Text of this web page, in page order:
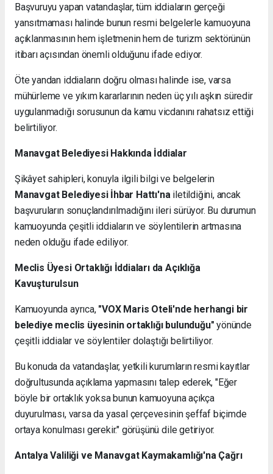
Başvuruyu yapan vatandaşlar, tüm iddiaların gerçeği
yansıtmaması halinde bunun resmi belgelerle kamuoyuna
açıklanmasının hem işletmenin hem de turizm sektörünün
itibarı açısından önemli olduğunu ifade ediyor.
Öte yandan iddiaların doğru olması halinde ise, varsa
mühürleme ve yıkım kararlarının neden üç yılı aşkın süredir
uygulanmadığı sorusunun da kamu vicdanını rahatsız ettiği
belirtiliyor.
Manavgat Belediyesi Hakkında İddialar
Şikâyet sahipleri, konuyla ilgili bilgi ve belgelerin
Manavgat Belediyesi İhbar Hattı'na iletildiğini, ancak
başvuruların sonuçlandırılmadığını ileri sürüyor. Bu durumun
kamuoyunda çeşitli iddiaların ve söylentilerin artmasına
neden olduğu ifade ediliyor.
Meclis Üyesi Ortaklığı İddiaları da Açıklığa
Kavuşturulsun
Kamuoyunda ayrıca, "VOX Maris Oteli'nde herhangi bir
belediye meclis üyesinin ortaklığı bulunduğu" yönünde
çeşitli iddialar ve söylentiler dolaştığı belirtiliyor.
Bu konuda da vatandaşlar, yetkili kurumların resmi kayıtlar
doğrultusunda açıklama yapmasını talep ederek, "Eğer
böyle bir ortaklık yoksa bunun kamuoyuna açıkça
duyurulması, varsa da yasal çerçevesinin şeffaf biçimde
ortaya konulması gerekir." görüşünü dile getiriyor.
Antalya Valiliği ve Manavgat Kaymakamlığı'na Çağrı